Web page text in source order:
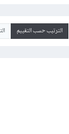
الترتيب حسب التقييم